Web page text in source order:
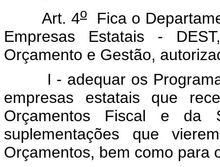
Art. 4o Fica o
Empresas Estatais -
Orçamento e Gestão,
I - adequar os Programas
empresas estatais que
Orçamentos Fiscal e da
suplementações que
Orçamentos, bem como para